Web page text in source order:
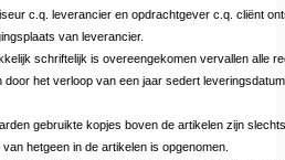
c.q. leverancier en opdrachtgever c.q. cliënt
van leverancier.
schriftelijk is overeengekomen vervallen alle
door het verloop van een jaar sedert
gebruikte kopjes boven de artikelen zijn
hetgeen in de artikelen is opgenomen.